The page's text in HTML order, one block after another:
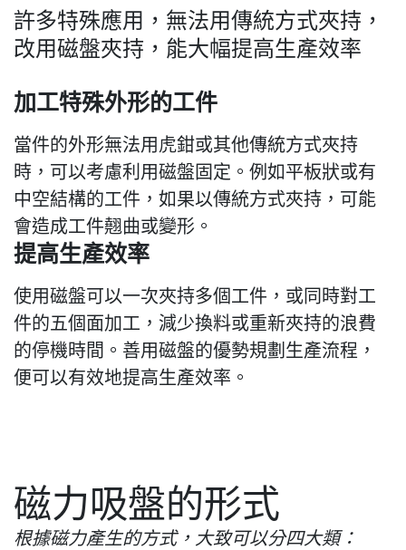
許多特殊應用，無法用傳統方式夾持，
改用磁盤夾持，能大幅提高生產效率
加工特殊外形的工件
當件的外形無法用虎鉗或其他傳統方式夾持
時，可以考慮利用磁盤固定。例如平板狀或有
中空結構的工件，如果以傳統方式夾持，可能
會造成工件翹曲或變形。
提高生產效率
使用磁盤可以一次夾持多個工件，或同時對工
件的五個面加工，減少換料或重新夾持的浪費
的停機時間。善用磁盤的優勢規劃生產流程，
便可以有效地提高生產效率。
磁力吸盤的形式
根據磁力產生的方式，大致可以分四大類：